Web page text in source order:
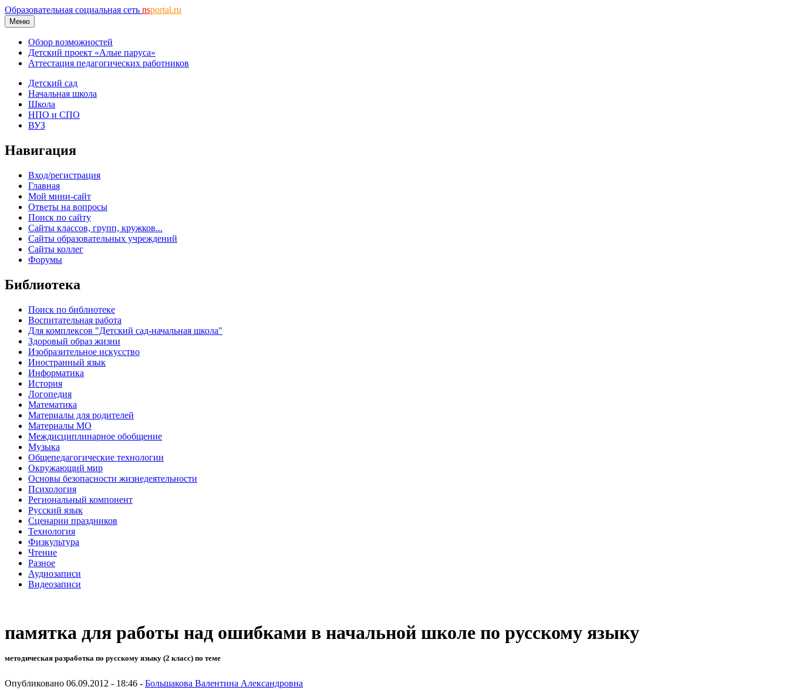
Образовательная социальная сеть nsportal.ru
Меню
Обзор возможностей
Детский проект «Алые паруса»
Аттестация педагогических работников
Детский сад
Начальная школа
Школа
НПО и СПО
ВУЗ
Навигация
Вход/регистрация
Главная
Мой мини-сайт
Ответы на вопросы
Поиск по сайту
Сайты классов, групп, кружков...
Сайты образовательных учреждений
Сайты коллег
Форумы
Библиотека
Поиск по библиотеке
Воспитательная работа
Для комплексов "Детский сад-начальная школа"
Здоровый образ жизни
Изобразительное искусство
Иностранный язык
Информатика
История
Логопедия
Математика
Материалы для родителей
Материалы МО
Междисциплинарное обобщение
Музыка
Общепедагогические технологии
Окружающий мир
Основы безопасности жизнедеятельности
Психология
Региональный компонент
Русский язык
Сценарии праздников
Технология
Физкультура
Чтение
Разное
Аудиозаписи
Видеозаписи
памятка для работы над ошибками в начальной школе по русскому языку
методическая разработка по русскому языку (2 класс) по теме
Опубликовано 06.09.2012 - 18:46 - Большакова Валентина Александровна